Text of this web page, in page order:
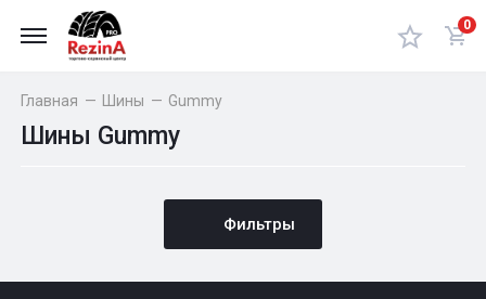
0
Главная — Шины — Gummy
Шины Gummy
Фильтры